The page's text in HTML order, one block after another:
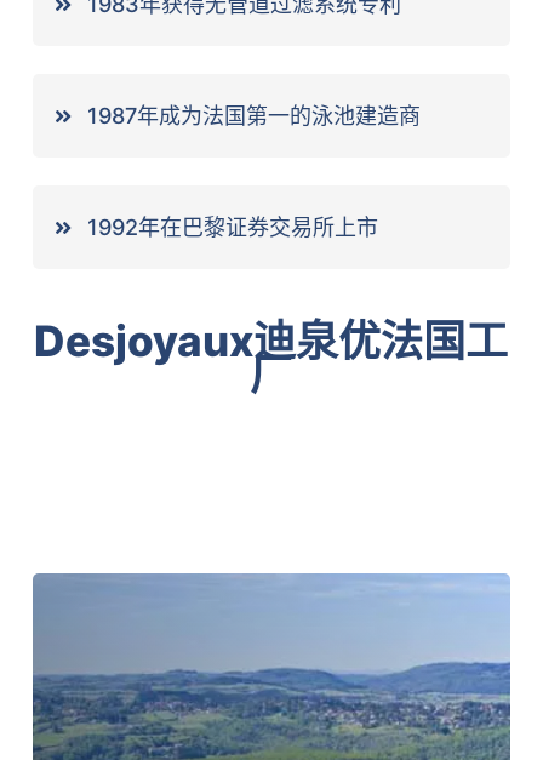
1987年成为法国第一的泳池建造商
1992年在巴黎证券交易所上市
Desjoyaux迪泉优法国工
厂